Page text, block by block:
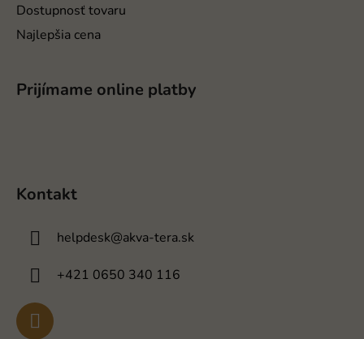
Dostupnosť tovaru
Najlepšia cena
Prijímame online platby
Kontakt
helpdesk@akva-tera.sk
+421 0650 340 116